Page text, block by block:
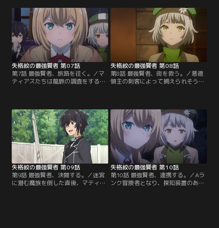
り、迷宮で結界の材料を集めたりと
大忙し。しかし、第一学園からは対
抗意識を燃やす向こうの校長に協力
を跳ね除けられ、迷宮内では誤って
巨大な竜を召喚してしまうなどトラ
ブル続きで……。【提供：バンダイ
チャンネル】
二人はマティアスの期待に応えてあ
っさり魔族を撃退。しかし魔族は最
終手段を用いて、いよいよ全軍を王
都に集結させる。学園生たちと魔族
の全面衝突がついに始まる……！
【提供：バンダイチャンネル】
失格紋の最強賢者 第07話
第7話 最強賢者、旅路を往く。／マ
ティアスたちは龍脈の調査をするた
な魔物の出現が重なり、すっかりさ
びれていた。問題の迷宮を調査する
べく冒険者ギルドで許可証をもらお
うとするマティアスたちだが、さっ
そく魔物が起こした騒ぎに巻き込ま
れ……。【提供：バンダイチャンネ
ル】
失格紋の最強賢者 第08話
第8話 最強賢者、街を救う。／悪徳
領主の刺客によって捕えられそうに
立てる。王家代理人のエイクと共に
正面から屋敷に乗り込んで領主を捕
えたマティアスは、領主の不自然な
行動の裏には迷宮を利用しようとす
る魔族が関わっていたことを知る！
【提供：バンダイチャンネル】
失格紋の最強賢者 第09話
第9話 最強賢者、決闘する。／迷宮
に潜む魔族を倒した直後、マティア
失格紋の最強賢者 第10話
第10話 最強賢者、連携する。／Aラ
ンク冒険者となり、探知装置のある